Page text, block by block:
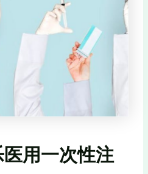
用一次性注